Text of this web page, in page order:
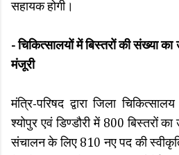
सहायक होगी।
- चिकित्सालयों में बिस्तरों की संख्या
मंजूरी
मंत्रि-परिषद द्वारा जिला
श्योपुर एवं डिण्डौरी में 800 बिस्तरों
संचालन के लिए 810 नए पद की